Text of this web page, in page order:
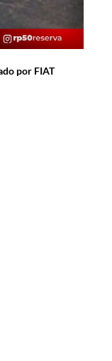
por FIAT